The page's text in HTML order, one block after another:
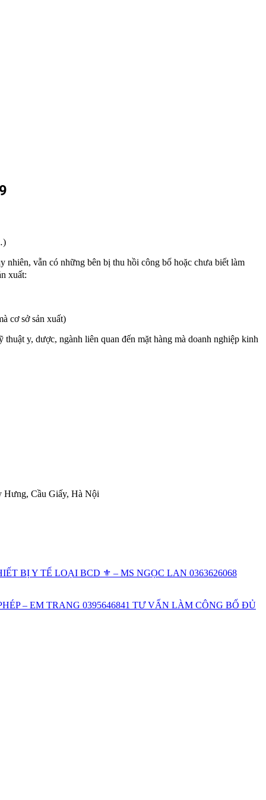
nhiên, vẫn có những bên bị thu hồi công bố hoặc chưa biết làm
xuất:
cơ sở sản xuất)
y, dược, ngành liên quan đến mặt hàng mà doanh nghiệp kinh
Hưng, Cầu Giấy, Hà Nội
BỊ Y TẾ LOẠI BCD ⚜️ – MS NGỌC LAN 0363626068
– EM TRANG 0395646841 TƯ VẤN LÀM CÔNG BỐ ĐỦ